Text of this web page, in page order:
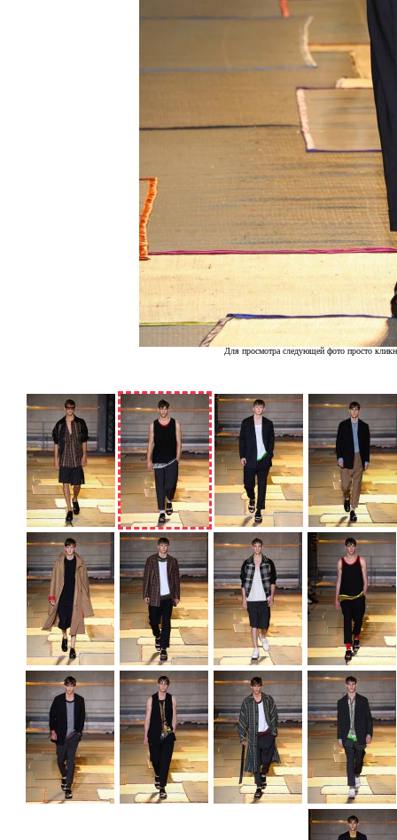
Для просмотра следующей фото просто